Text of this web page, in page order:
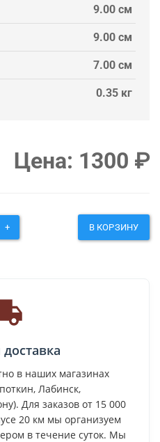
9.00 см
9.00 см
7.00 см
0.35 кг
Цена: 1300 ₽
+ В КОРЗИНУ
в наших магазинах
Лабинск,
Для заказов от 15 000
20 км мы организуем
в течение суток. Мы